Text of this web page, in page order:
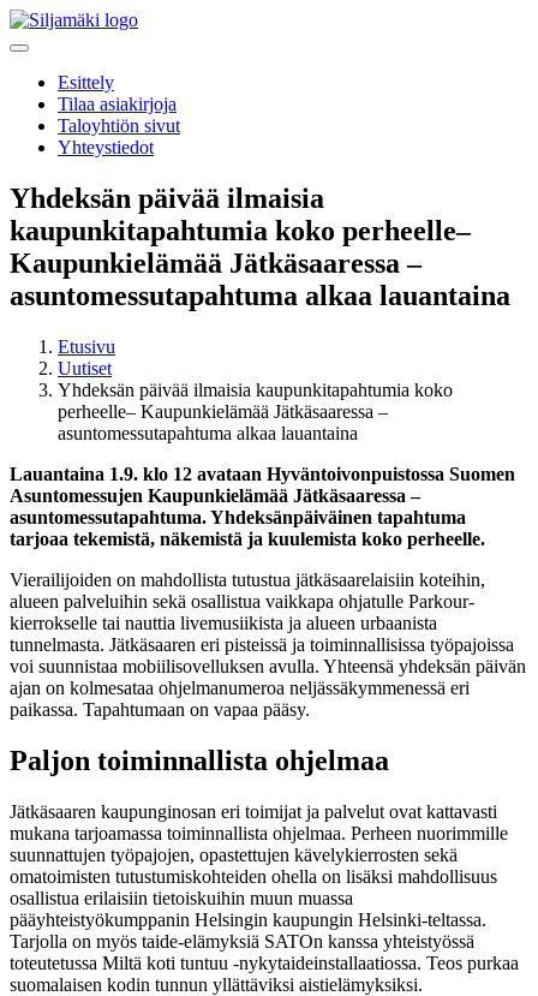
Esittely
Tilaa asiakirjoja
Taloyhtiön sivut
Yhteystiedot
Yhdeksän päivää ilmaisia
kaupunkitapahtumia koko perheelle–
Kaupunkielämää Jätkäsaaressa –
asuntomessutapahtuma alkaa lauantaina
Etusivu
Uutiset
Yhdeksän päivää ilmaisia kaupunkitapahtumia koko
perheelle– Kaupunkielämää Jätkäsaaressa –
asuntomessutapahtuma alkaa lauantaina
Lauantaina 1.9. klo 12 avataan Hyväntoivonpuistossa Suomen
Asuntomessujen Kaupunkielämää Jätkäsaaressa –
asuntomessutapahtuma. Yhdeksänpäiväinen tapahtuma
tarjoaa tekemistä, näkemistä ja kuulemista koko perheelle.
Vierailijoiden on mahdollista tutustua jätkäsaarelaisiin koteihin,
alueen palveluihin sekä osallistua vaikkapa ohjatulle Parkour-
kierrokselle tai nauttia livemusiikista ja alueen urbaanista
tunnelmasta. Jätkäsaaren eri pisteissä ja toiminnallisissa työpajoissa
voi suunnistaa mobiilisovelluksen avulla. Yhteensä yhdeksän päivän
ajan on kolmesataa ohjelmanumeroa neljässäkymmenessä eri
paikassa. Tapahtumaan on vapaa pääsy.
Paljon toiminnallista ohjelmaa
Jätkäsaaren kaupunginosan eri toimijat ja palvelut ovat kattavasti
mukana tarjoamassa toiminnallista ohjelmaa. Perheen nuorimmille
suunnattujen työpajojen, opastettujen kävelykierrosten sekä
omatoimisten tutustumiskohteiden ohella on lisäksi mahdollisuus
osallistua erilaisiin tietoiskuihin muun muassa
pääyhteistyökumppanin Helsingin kaupungin Helsinki-teltassa.
Tarjolla on myös taide-elämyksiä SATOn kanssa yhteistyössä
toteutetussa Miltä koti tuntuu -nykytaideinstallaatiossa. Teos purkaa
suomalaisen kodin tunnun yllättäviksi aistielämyksiksi.